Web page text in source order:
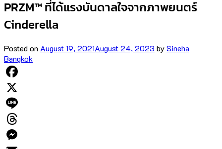
PRZM™ ที่ได้แรงบันดาลใจจากภาพยนตร์
Cinderella
Posted on August 19, 2021August 24, 2023 bySineha
Bangkok
Facebook
X
Line
Threads